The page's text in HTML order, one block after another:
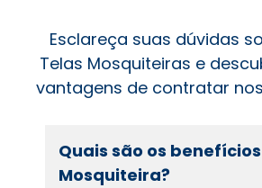
Esclareça suas dúvidas
Telas Mosquiteiras e
vantagens de contratar
Quais são os
Mosquiteira?